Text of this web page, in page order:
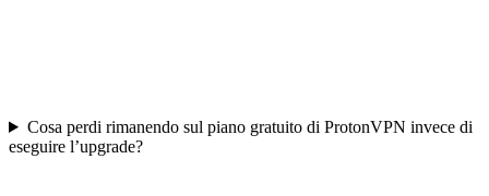
Cosa perdi rimanendo sul piano gratuito di ProtonVPN invece di
eseguire l’upgrade?